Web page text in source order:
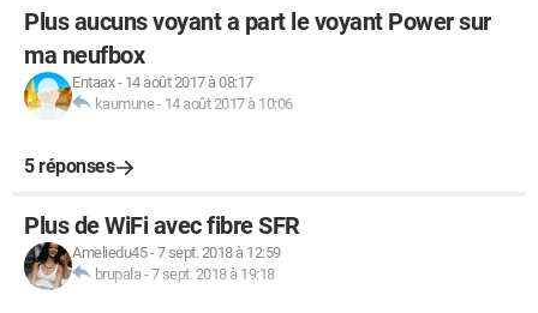
Plus aucuns voyant a part le voyant Power sur
ma neufbox
Entaax- 14 août 2017 à 08:17
kaumune- 14 août 2017 à 10:06
5 réponses
Plus de WiFi avec fibre SFR
Ameliedu45-7 sept. 2018 à 12:59
brupala -7 sept. 2018 à 19:18